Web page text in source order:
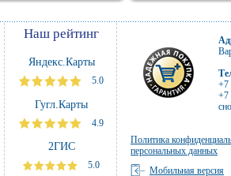
Наш рейтинг
Яндекс.Карты
5.0
Гугл.Карты
4.9
2ГИС
5.0
+7
+7
Политика
персональных данных
Мобильная версия